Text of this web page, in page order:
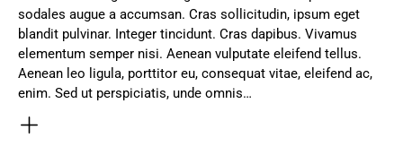
sodales augue a accumsan. Cras sollicitudin, ipsum eget
blandit pulvinar. Integer tincidunt. Cras dapibus. Vivamus
elementum semper nisi. Aenean vulputate eleifend tellus.
Aenean leo ligula, porttitor eu, consequat vitae, eleifend ac,
enim. Sed ut perspiciatis, unde omnis…